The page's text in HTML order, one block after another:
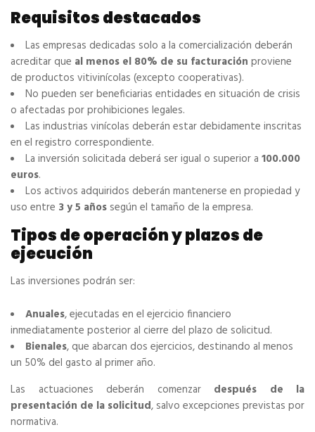
Requisitos destacados
Las empresas dedicadas solo a la comercialización deberán
acreditar que al menos el 80% de su facturación proviene
de productos vitivinícolas (excepto cooperativas).
No pueden ser beneficiarias entidades en situación de crisis
o afectadas por prohibiciones legales.
Las industrias vinícolas deberán estar debidamente inscritas
en el registro correspondiente.
La inversión solicitada deberá ser igual o superior a 100.000
euros.
Los activos adquiridos deberán mantenerse en propiedad y
uso entre 3 y 5 años según el tamaño de la empresa.
Tipos de operación y plazos de
ejecución
Las inversiones podrán ser:
Anuales, ejecutadas en el ejercicio financiero
inmediatamente posterior al cierre del plazo de solicitud.
Bienales, que abarcan dos ejercicios, destinando al menos
un 50% del gasto al primer año.
Las actuaciones deberán comenzar después de la
presentación de la solicitud, salvo excepciones previstas por
normativa.